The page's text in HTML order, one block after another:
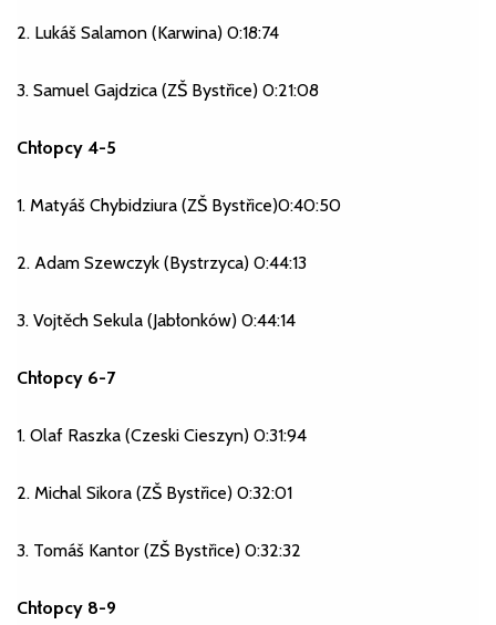
2. Lukáš Salamon (Karwina) 0:18:74
3. Samuel Gajdzica (ZŠ Bystřice) 0:21:08
Chłopcy 4-5
1. Matyáš Chybidziura (ZŠ Bystřice)0:40:50
2. Adam Szewczyk (Bystrzyca) 0:44:13
3. Vojtěch Sekula (Jabłonków) 0:44:14
Chłopcy 6-7
1. Olaf Raszka (Czeski Cieszyn) 0:31:94
2. Michal Sikora (ZŠ Bystřice) 0:32:01
3. Tomáš Kantor (ZŠ Bystřice) 0:32:32
Chłopcy 8-9